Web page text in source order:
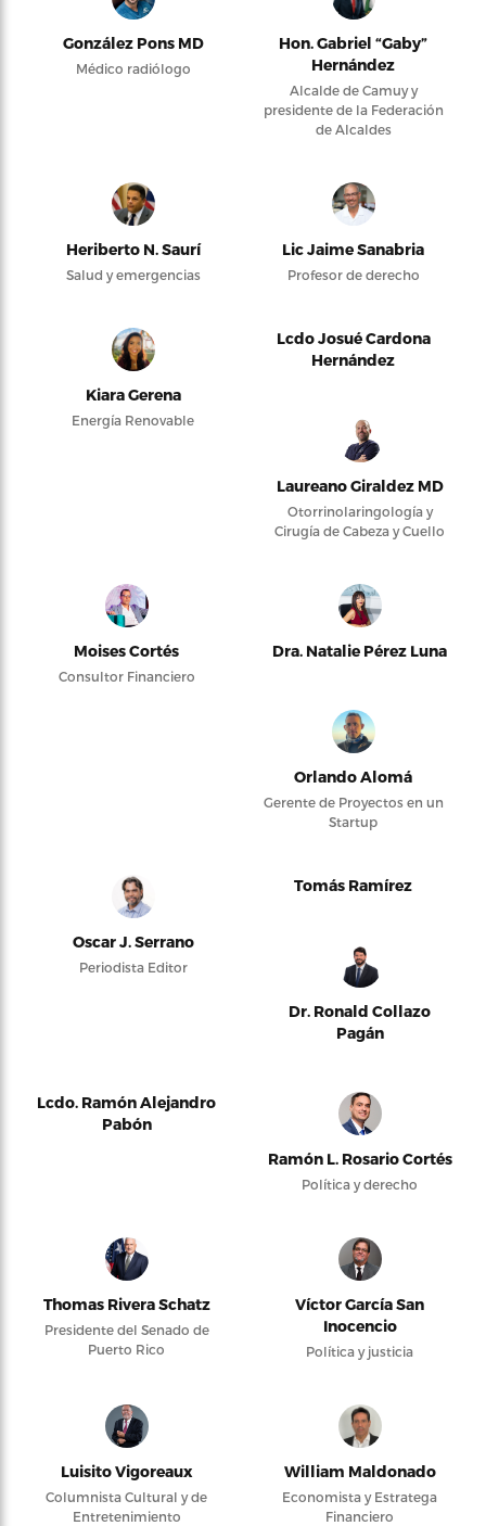
González Pons MD
Médico radiólogo
Hon. Gabriel “Gaby”
Hernández
Alcalde de Camuy y
presidente de la Federación
de Alcaldes
Heriberto N. Saurí
Salud y emergencias
Lic Jaime Sanabria
Profesor de derecho
Kiara Gerena
Energía Renovable
Lcdo Josué Cardona
Hernández
Laureano Giraldez MD
Otorrinolaringología y
Cirugía de Cabeza y Cuello
Moises Cortés
Consultor Financiero
Dra. Natalie Pérez Luna
Orlando Alomá
Gerente de Proyectos en un
Startup
Oscar J. Serrano
Periodista Editor
Tomás Ramírez
Dr. Ronald Collazo
Pagán
Lcdo. Ramón Alejandro
Pabón
Ramón L. Rosario Cortés
Política y derecho
Thomas Rivera Schatz
Presidente del Senado de
Puerto Rico
Víctor García San
Inocencio
Política y justicia
Luisito Vigoreaux
Columnista Cultural y de
Entretenimiento
William Maldonado
Economista y Estratega
Financiero